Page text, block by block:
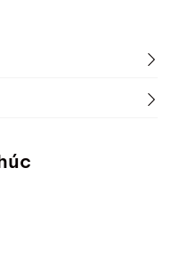
các tỉnh thành
đơn chậm nhất thứ